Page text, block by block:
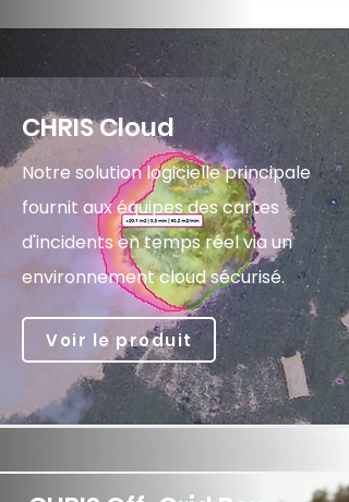
CHRIS Cloud
Notre solution logicielle principale
fournit aux équipes des cartes
d'incidents en temps réel via un
environnement cloud sécurisé.
Voir le produit